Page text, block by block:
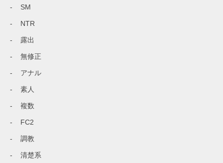
SM
NTR
露出
無修正
アナル
素人
複数
FC2
調教
清楚系